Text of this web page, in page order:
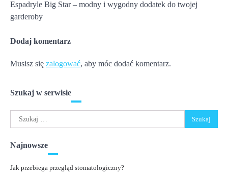
wpisu
Espadryle Big Star – modny i wygodny dodatek do twojej
garderoby
Dodaj komentarz
Musisz się zalogować, aby móc dodać komentarz.
Szukaj w serwisie
Szukaj:
Najnowsze
Jak przebiega przegląd stomatologiczny?